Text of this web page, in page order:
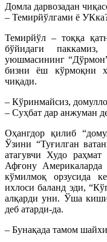
Домла дарвозадан
– Темирйўлгами ё
Темирйўл – тоққа
бўйидаги
уюшмасининг
бизни ёш кўрмоқни
чиқади.
– Кўринмайсиз,
– Суҳбат дар анжуман
Оҳангдор қилиб
Ўзини “Туғилган
атагувчи Худо
Афғону Америкаларда
кўмилмоқ орзусида
ихлоси баланд эди,
алқарди уни. Ўша
деб атарди-да.
– Бунақада тамом